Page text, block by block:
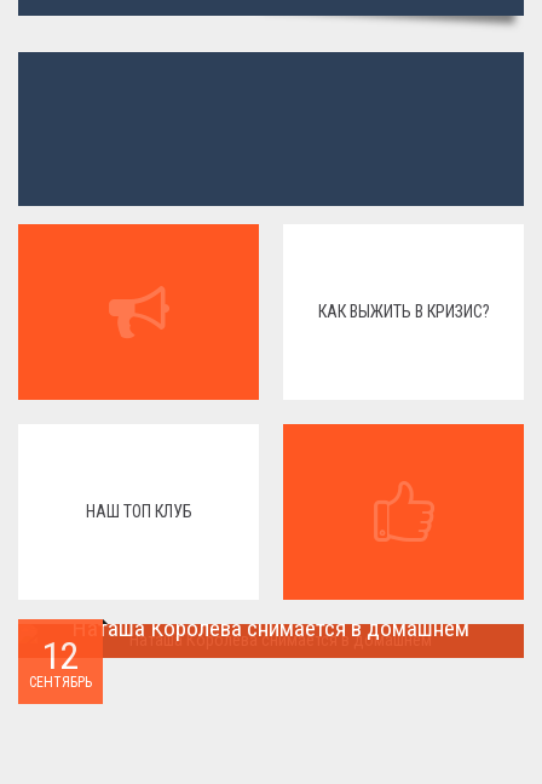
КАК ВЫЖИТЬ В КРИЗИС?
НАШ ТОП КЛУБ
12
СЕНТЯБРЬ
Наташа Королева снимается в домашнем